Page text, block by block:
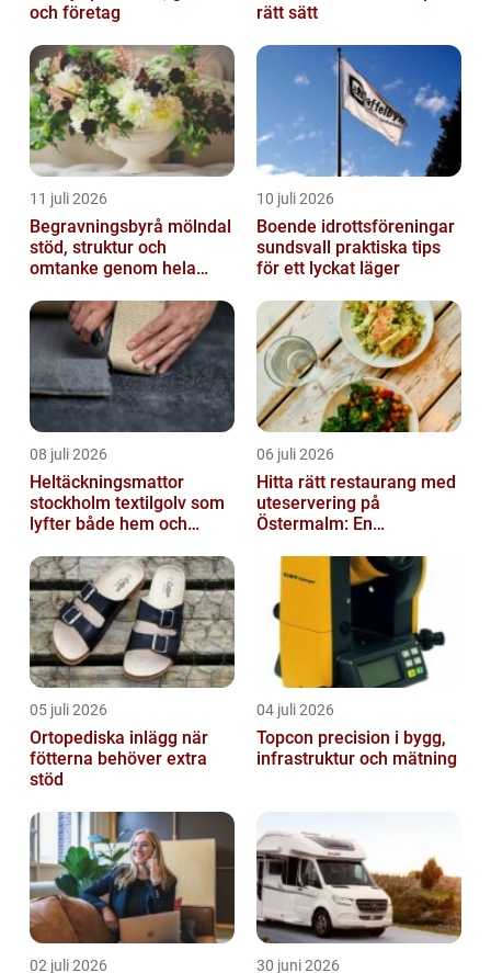
och företag
rätt sätt
11 juli 2026
Begravningsbyrå mölndal
stöd, struktur och
omtanke genom hela
10 juli 2026
Boende idrottsföreningar
sundsvall praktiska tips
för ett lyckat läger
08 juli 2026
Heltäckningsmattor
stockholm textilgolv som
lyfter både hem och
06 juli 2026
Hitta rätt restaurang med
uteservering på
Östermalm: En
i solen
05 juli 2026
Ortopediska inlägg när
fötterna behöver extra
stöd
04 juli 2026
Topcon precision i bygg,
infrastruktur och mätning
02 juli 2026 30 juni 2026